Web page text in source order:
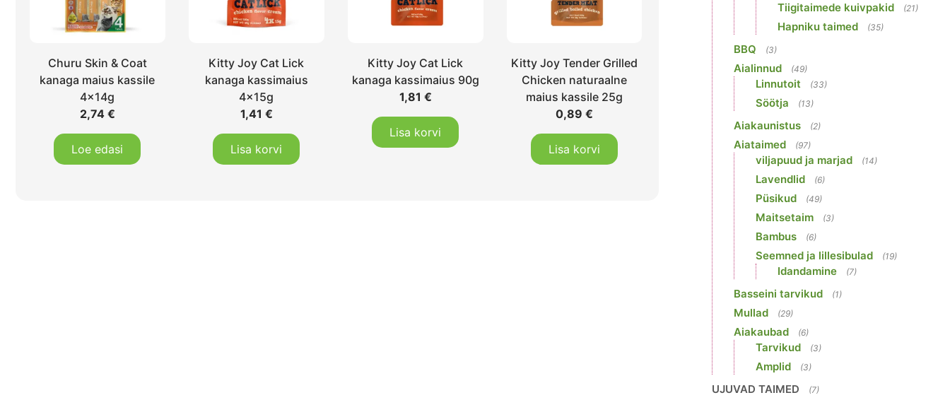
Churu Skin & Coat
kanaga maius kassile
4x14g
2,74 €
Loe edasi
Kitty Joy Cat Lick
kanaga kassimaius
4x15g
1,41 €
Lisa korvi
Kitty Joy Cat Lick
kanaga kassimaius 90g
1,81 €
Lisa korvi
Kitty Joy Tender Grilled
Chicken naturaalne
maius kassile 25g
0,89€
Lisa korvi
Tiigitaimede kuivpakid (21)
Hapniku taimed (35)
BBQ (3)
Aialinnud (49)
Linnutoit (33)
Söötja (13)
Aiakaunistus (2)
Aiataimed (97)
viljapuud ja marjad (14)
Lavendlid (6)
Püsikud (49)
Maitsetaim (3)
Bambus (6)
Seemned ja lillesibulad (19)
Idandamine (7)
Basseini tarvikud (1)
Mullad (29)
Aiakaubad (6)
Tarvikud (3)
Amplid (3)
UJUVAD TAIMED (7)